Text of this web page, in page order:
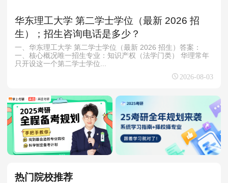
华东理工大学 第二学士学位（最新 2026 招
生）；招生咨询电话是多少？
一、华东理工大学 第二学士学位（最新 2026 招生）答案：
一、核心概况唯一招生专业：知识产权（法学门类） 华理常年
只开设这一个第二学士学位...
2026-08-03
热门院校推荐